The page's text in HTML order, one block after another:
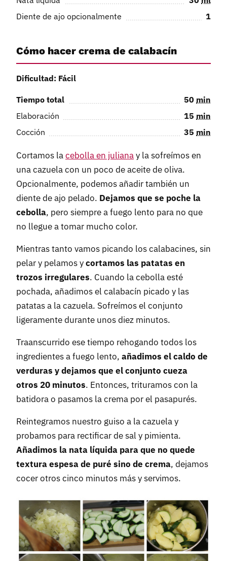
Diente de ajo opcionalmente
1
Cómo hacer crema de calabacín
Dificultad: Fácil
Tiempo total 50 min
Elaboración
15 min
Cocción
35 min
Cortamos lacebolla en julianay la sofreímos en
una cazuela con un poco de aceite de oliva.
Opcionalmente, podemos añadir también un
diente de ajo pelado. Dejamos que se poche la
cebolla, pero siempre a fuego lento para no que
no llegue a tomar mucho color.
Mientras tanto vamos picando los calabacines, sin
pelar y pelamos ycortamos las patatas en
trozos irregulares. Cuando la cebolla esté
pochada, añadimos el calabacín picado y las
patatas a la cazuela. Sofreímos el conjunto
ligeramente durante unos diez minutos.
Traanscurrido ese tiempo rehogando todos los
ingredientes a fuego lento, añadimos el caldo de
verduras y dejamos que el conjunto cueza
otros 20 minutos. Entonces, trituramos con la
batidora o pasamos la crema por el pasapurés.
Reintegramos nuestro guiso a la cazuela y
probamos para rectificar de sal y pimienta.
Añadimos la nata líquida para que no quede
textura espesa de puré sino de crema, dejamos
cocer otros cinco minutos más y servimos.